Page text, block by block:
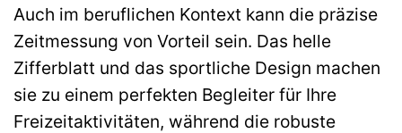
Auch im beruflichen Kontext kann die präzise
Zeitmessung von Vorteil sein. Das helle
Zifferblatt und das sportliche Design machen
sie zu einem perfekten Begleiter für Ihre
Freizeitaktivitäten, während die robuste